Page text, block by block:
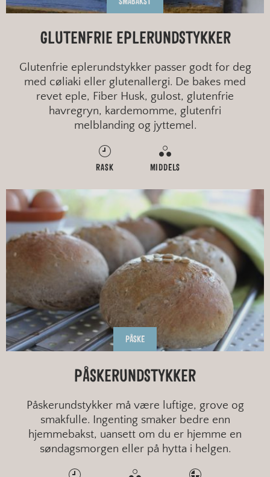
GLUTENFRIE EPLERUNDSTYKKER
Glutenfrie eplerundstykker passer godt for deg
med cøliaki eller glutenallergi. De bakes med
revet eple, Fiber Husk, gulost, glutenfrie
havregryn, kardemomme, glutenfri
melblanding og jyttemel.
RASK MIDDELS
PÅSKE
PÅSKERUNDSTYKKER
Påskerundstykker må være luftige, grove og
smakfulle. Ingenting smaker bedre enn
hjemmebakst, uansett om du er hjemme en
søndagsmorgen eller på hytta i helgen.